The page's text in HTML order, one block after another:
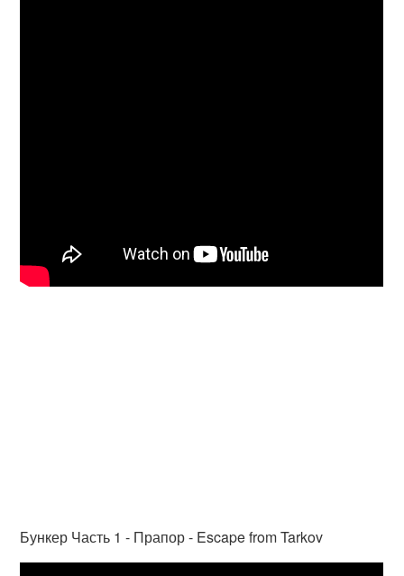
Бункер Часть 1 - Прапор - Escape from Tarkov